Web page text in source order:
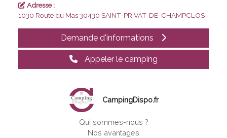
Adresse :
1030 Route du Mas30430 SAINT-PRIVAT-DE-CHAMPCLOS
Demande d'informations
Appeler le camping
CampingDispo.fr
Qui sommes-nous ?
Nos avantages